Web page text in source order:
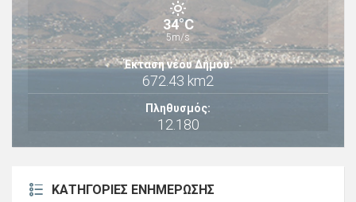
34°C
5m/s
Έκταση νέου Δήμου:
672.43 km2
Πληθυσμός:
12.180
ΚΑΤΗΓΟΡΊΕΣ ΕΝΗΜΈΡΩΣΗΣ